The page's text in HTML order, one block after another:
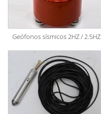
Geófonos sísmicos 2HZ / 2.5HZ